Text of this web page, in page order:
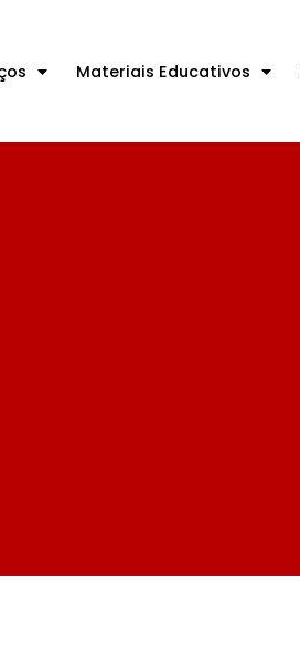
Materiais Educativos